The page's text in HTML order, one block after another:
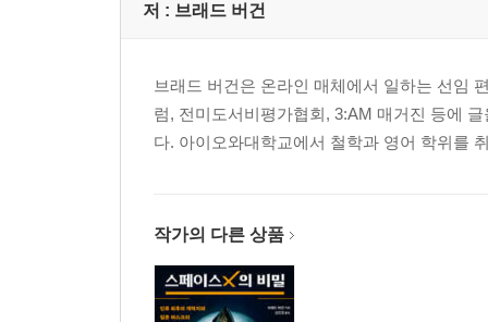
저 : 브래드 버건
브래드 버건은 온라인 매체에서 일하는 선임
럼, 전미도서비평가협회, 3:AM 매거진 등에
다. 아이오와대학교에서 철학과 영어 학위를
작가의 다른 상품